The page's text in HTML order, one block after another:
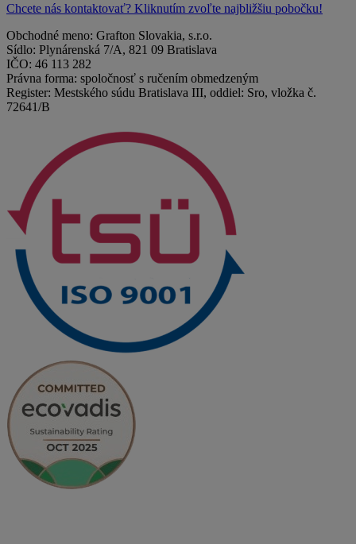
Chcete nás kontaktovať? Kliknutím zvoľte najbližšiu pobočku!
Obchodné meno: Grafton Slovakia, s.r.o.
Sídlo: Plynárenská 7/A, 821 09 Bratislava
IČO: 46 113 282
Právna forma: spoločnosť s ručením obmedzeným
Register: Mestského súdu Bratislava III, oddiel: Sro, vložka č.
72641/B